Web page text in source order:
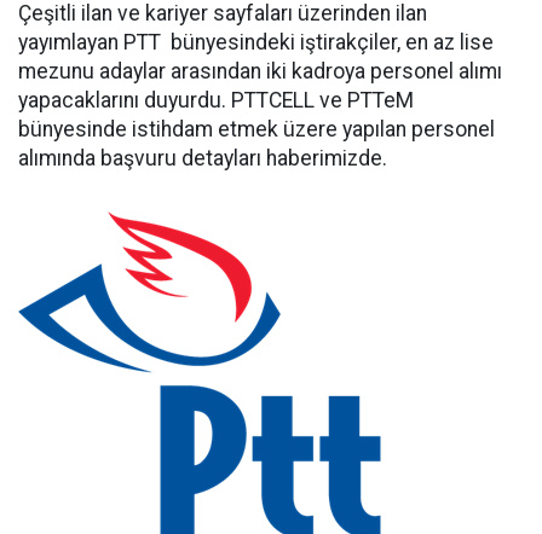
Çeşitli ilan ve kariyer sayfaları üzerinden ilan
yayımlayan PTT bünyesindeki iştirakçiler, en az lise
mezunu adaylar arasından iki kadroya personel alımı
yapacaklarını duyurdu. PTTCELL ve PTTeM
bünyesinde istihdam etmek üzere yapılan personel
alımında başvuru detayları haberimizde.